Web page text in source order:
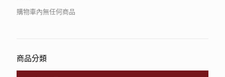
購物車內無任何商品
商品分類